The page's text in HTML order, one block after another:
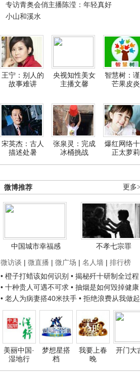
专访青奥会俏主播陈滢：年轻真好
小山和溪水
王宁：别人的
故事难讲
央视知性美女
主播文馨
智慧树：
芒果皮炎
宋英杰：古人
描述处暑
张泉灵：完成
冰桶挑战
爆红网络
正太萝莉
更多
微博推荐
中国城市幸福感
不孝七宗罪
微访谈 | 微直播 | 微广场 | 名人墙 | 排行榜
• 橙子打蜡该如何识别 • 揭秘歼十研制全过程
• 十种贵人可遇不可求 • 抽烟是如何毁掉健康
• 老人为病妻搭40米扶手 • 拒绝浪费从我做起
美丽中国·
湿地行
梦想星搭
档
我要上春
晚
开门大